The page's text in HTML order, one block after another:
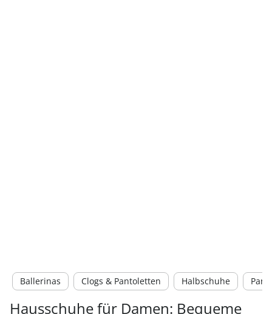
Ballerinas Clogs & Pantoletten Halbschuhe
Hausschuhe für Damen: Bequeme